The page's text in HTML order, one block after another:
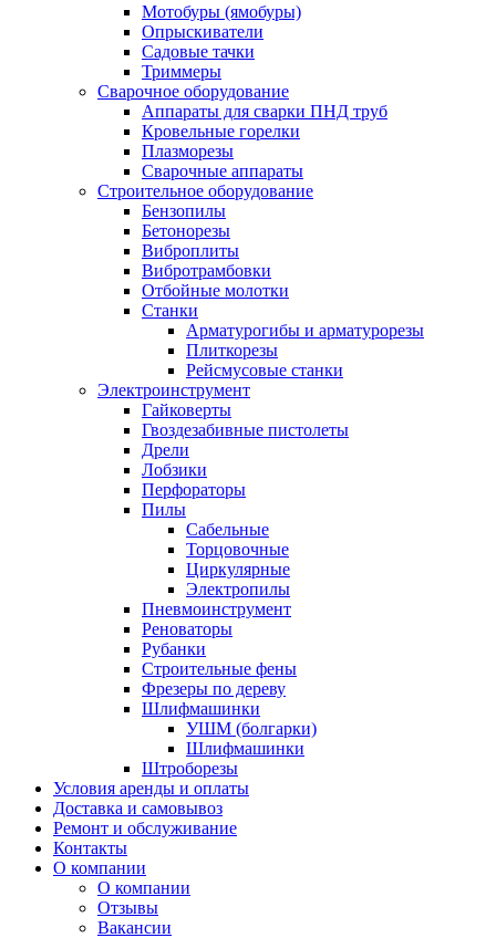
Мотобуры (ямобуры)
Опрыскиватели
Садовые тачки
Триммеры
Сварочное оборудование
Аппараты для сварки ПНД труб
Кровельные горелки
Плазморезы
Сварочные аппараты
Строительное оборудование
Бензопилы
Бетонорезы
Виброплиты
Вибротрамбовки
Отбойные молотки
Станки
Арматурогибы и арматурорезы
Плиткорезы
Рейсмусовые станки
Электроинструмент
Гайковерты
Гвоздезабивные пистолеты
Дрели
Лобзики
Перфораторы
Пилы
Сабельные
Торцовочные
Циркулярные
Электропилы
Пневмоинструмент
Реноваторы
Рубанки
Строительные фены
Фрезеры по дереву
Шлифмашинки
УШМ (болгарки)
Шлифмашинки
Штроборезы
Условия аренды и оплаты
Доставка и самовывоз
Ремонт и обслуживание
Контакты
О компании
О компании
Отзывы
Вакансии